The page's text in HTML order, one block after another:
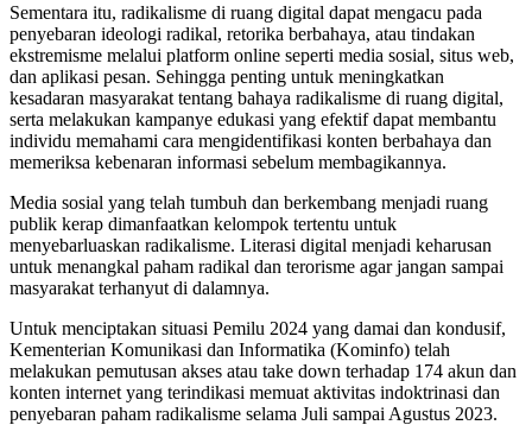
Sementara itu, radikalisme di ruang digital dapat mengacu pada
penyebaran ideologi radikal, retorika berbahaya, atau tindakan
ekstremisme melalui platform online seperti media sosial, situs web,
dan aplikasi pesan. Sehingga penting untuk meningkatkan
kesadaran masyarakat tentang bahaya radikalisme di ruang digital,
serta melakukan kampanye edukasi yang efektif dapat membantu
individu memahami cara mengidentifikasi konten berbahaya dan
memeriksa kebenaran informasi sebelum membagikannya.
Media sosial yang telah tumbuh dan berkembang menjadi ruang
publik kerap dimanfaatkan kelompok tertentu untuk
menyebarluaskan radikalisme. Literasi digital menjadi keharusan
untuk menangkal paham radikal dan terorisme agar jangan sampai
masyarakat terhanyut di dalamnya.
Untuk menciptakan situasi Pemilu 2024 yang damai dan kondusif,
Kementerian Komunikasi dan Informatika (Kominfo) telah
melakukan pemutusan akses atau take down terhadap 174 akun dan
konten internet yang terindikasi memuat aktivitas indoktrinasi dan
penyebaran paham radikalisme selama Juli sampai Agustus 2023.